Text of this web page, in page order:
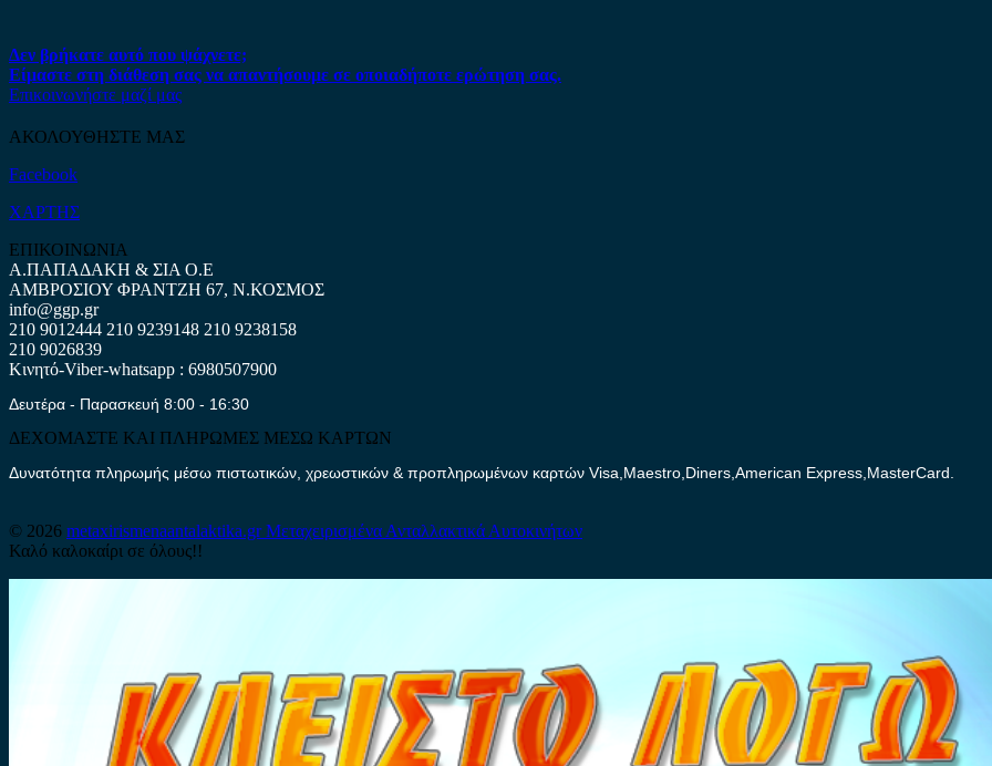
Δεν βρήκατε αυτό που ψάχνετε;
Είμαστε στη διάθεση σας να απαντήσουμε σε οποιαδήποτε ερώτηση σας.
Επικοινωνήστε μαζί μας
ΑΚΟΛΟΥΘΗΣΤΕ ΜΑΣ
Facebook
ΧΑΡΤΗΣ
ΕΠΙΚΟΙΝΩΝΙΑ
Α.ΠΑΠΑΔΑΚΗ & ΣΙΑ Ο.Ε
ΑΜΒΡΟΣΙΟΥ ΦΡΑΝΤΖΗ 67, Ν.ΚΟΣΜΟΣ
info@ggp.gr
210 9012444 210 9239148 210 9238158
210 9026839
Κινητό-Viber-whatsapp : 6980507900
Δευτέρα - Παρασκευή 8:00 - 16:30
ΔΕΧΟΜΑΣΤΕ ΚΑΙ ΠΛΗΡΩΜΕΣ ΜΕΣΩ ΚΑΡΤΩΝ
Δυνατότητα πληρωμής μέσω πιστωτικών, χρεωστικών & προπληρωμένων καρτών Visa,Maestro,Diners,American Express,MasterCard.
© 2026 metaxirismenaantalaktika.grΜεταχειρισμένα Ανταλλακτικά Αυτοκινήτων
Καλό καλοκαίρι σε όλους!!